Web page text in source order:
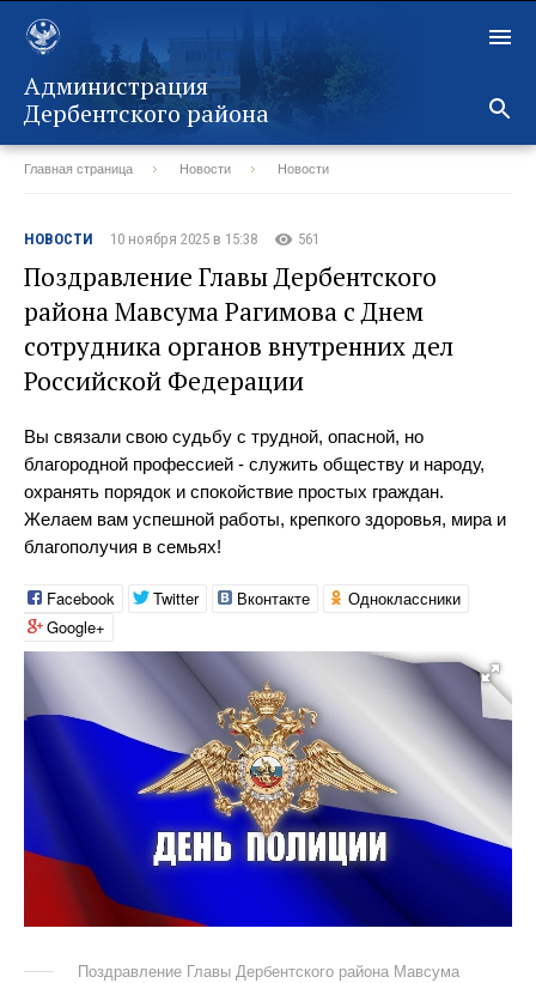
Администрация
Дербентского района
Главная страница Новости Новости
НОВОСТИ 10 ноября 2025 в 15:38 561
Поздравление Главы Дербентского
района Мавсума Рагимова с Днем
сотрудника органов внутренних дел
Российской Федерации
Вы связали свою судьбу с трудной, опасной, но
благородной профессией - служить обществу и народу,
охранять порядок и спокойствие простых граждан.
Желаем вам успешной работы, крепкого здоровья, мира и
благополучия в семьях!
Facebook Twitter Вконтакте
Одноклассники
Google+
Поздравление Главы Дербентского района Мавсума